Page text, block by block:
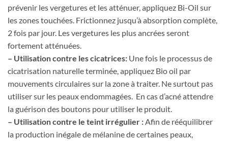
prévenir les vergetures et les atténuer, appliquez Bi-Oil sur
les zones touchées. Frictionnez jusqu’à absorption complète,
2 fois par jour. Les vergetures les plus ancrées seront
fortement atténuées.
– Utilisation contre les cicatrices: Une fois le processus de
cicatrisation naturelle terminée, appliquez Bio oil par
mouvements circulaires sur la zone à traiter. Ne surtout pas
utiliser sur les peaux endommagées. En cas d’acné attendre
la guérison des boutons pour utiliser le produit.
– Utilisation contre le teint irrégulier : Afin de rééquilibrer
la production inégale de mélanine de certaines peaux,